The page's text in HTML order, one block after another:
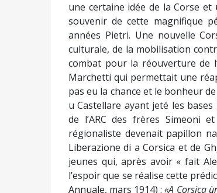
une certaine idée de la Corse et
souvenir de cette magnifique
années Pietri. Une nouvelle
culturale, de la mobilisation
combat pour la réouverture de
Marchetti qui permettait une
pas eu la chance et le bonheur
u Castellare ayant jeté les
de l’ARC des frères Simeoni
régionaliste devenait papillon
Liberazione di a Corsica et de
jeunes qui, après avoir « fait
l’espoir que se réalise cette
Annuale, mars 1914) :«A Corsica